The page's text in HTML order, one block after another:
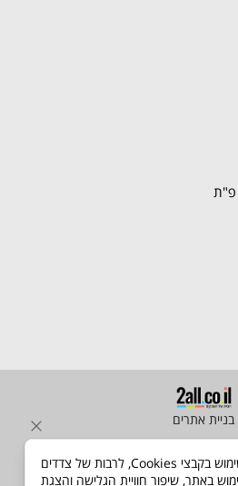
בניית אתרים
לידיעתך, באתרנו נעשה שימוש בקבצי Cookies, לרבות של צדדים
באתר, שיפור חוויית הגלישה והצגת